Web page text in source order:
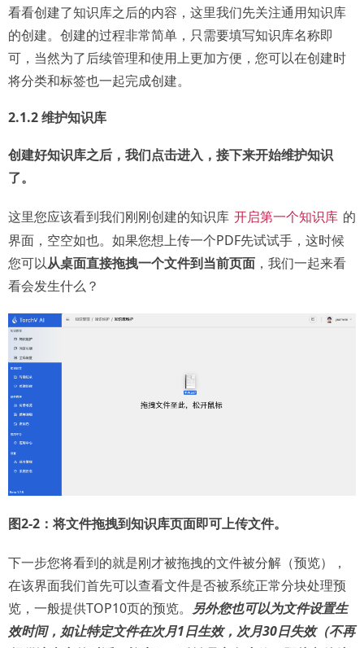
看看创建了知识库之后的内容，这里我们先关注通用知识库
的创建。创建的过程非常简单，只需要填写知识库名称即
可，当然为了后续管理和使用上更加方便，您可以在创建时
将分类和标签也一起完成创建。
2.1.2 维护知识库
创建好知识库之后，我们点击进入，接下来开始维护知识
了。
这里您应该看到我们刚刚创建的知识库 开启第一个知识库 的
界面，空空如也。如果您想上传一个PDF先试试手，这时候
您可以从桌面直接拖拽一个文件到当前页面 ，我们一起来看
看会发生什么？
图2-2：将文件拖拽到知识库页面即可上传文件。
下一步您将看到的就是刚才被拖拽的文件被分解（预览），
在该界面我们首先可以查看文件是否被系统正常分块处理预
览，一般提供TOP10页的预览。 另外您也可以为文件设置生
效时间，如让特定文件在次月1日生效，次月30日失效（不再